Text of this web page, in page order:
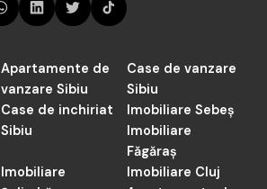
Apartamente de
vanzare Sibiu
Case de vanzare
Sibiu
Case de inchiriat
Sibiu
Imobiliare Sebeș
Imobiliare
Făgăraș
Imobiliare
Imobiliare Cluj